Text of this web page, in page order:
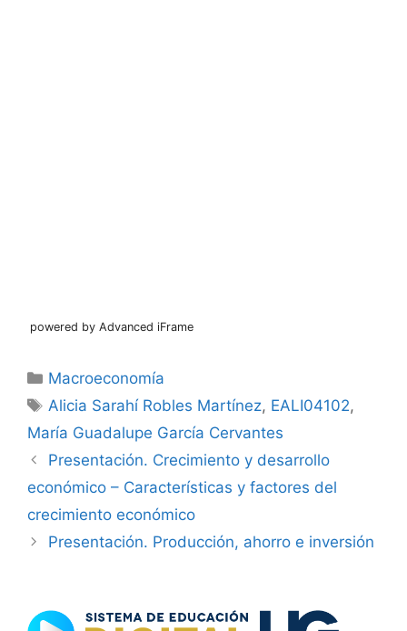
powered by Advanced iFrame
Categorías
Macroeconomía
Etiquetas
Alicia Sarahí Robles Martínez, EALI04102,
María Guadalupe García Cervantes
Presentación. Crecimiento y desarrollo
económico – Características y factores del
crecimiento económico
Presentación. Producción, ahorro e inversión